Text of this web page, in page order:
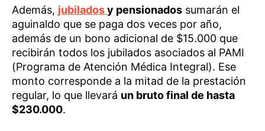
Además, jubiladosy pensionados sumarán el
aguinaldo que se paga dos veces por año,
además de un bono adicional de $15.000 que
recibirán todos los jubilados asociados al PAMI
(Programa de Atención Médica Integral). Ese
monto corresponde a la mitad de la prestación
regular, lo que llevará un bruto final de hasta
$230.000.